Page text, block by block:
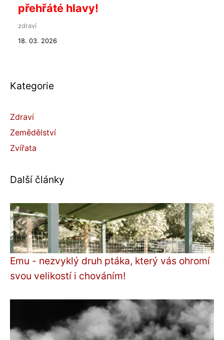
přehřáté hlavy!
zdraví
18. 03. 2026
Kategorie
Zdraví
Zemědělství
Zvířata
Další články
Emu - nezvyklý druh ptáka, který vás ohromí
svou velikostí i chováním!